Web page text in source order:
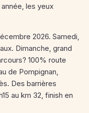
les yeux
2026. Samedi,
Dimanche, grand
100% route
de Pompignan,
Des barrières
au km 32, finish en